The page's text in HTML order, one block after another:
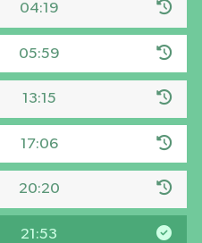
04:19
05:59
13:15
17:06
20:20
21:53